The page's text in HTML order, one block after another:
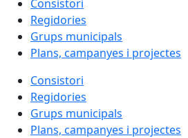
Consistori
Regidories
Grups municipals
Plans, campanyes i projectes
Consistori
Regidories
Grups municipals
Plans, campanyes i projectes